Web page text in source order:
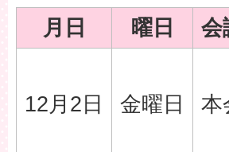
月日
曜日 会
12月2日 金曜日 本